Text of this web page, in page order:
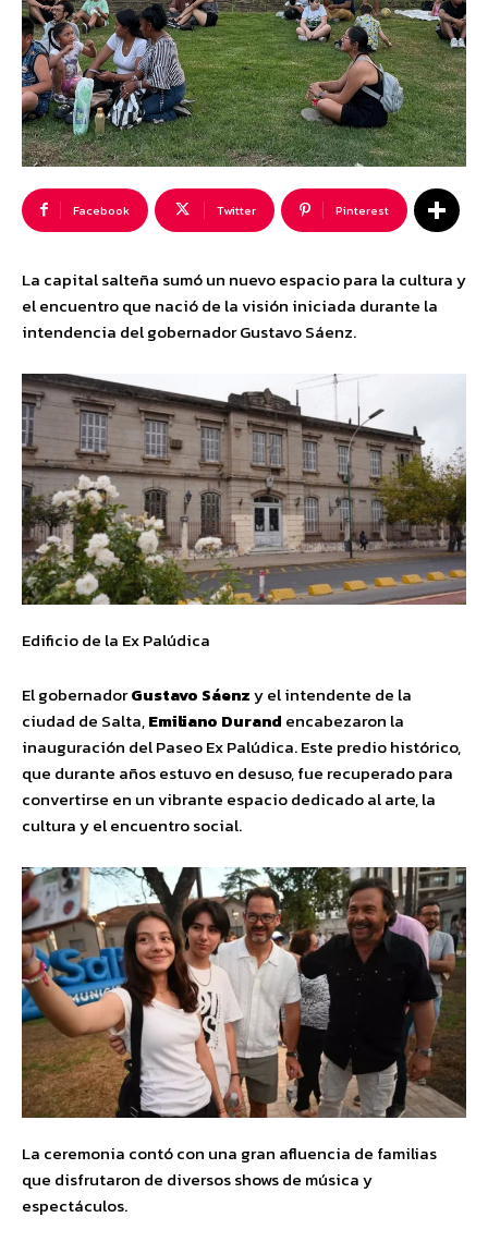
Facebook Twitter Pinterest
La capital salteña sumó un nuevo espacio para la cultura y
el encuentro que nació de la visión iniciada durante la
intendencia del gobernador Gustavo Sáenz.
Edificio de la Ex Palúdica
El gobernadorGustavo Sáenzy el intendente de la
ciudad de Salta,Emiliano Durand encabezaron la
inauguración del Paseo Ex Palúdica. Este predio histórico,
que durante años estuvo en desuso, fue recuperado para
convertirse en un vibrante espacio dedicado al arte, la
cultura y el encuentro social.
La ceremonia contó con una gran afluencia de familias
que disfrutaron de diversos shows de música y
espectáculos.